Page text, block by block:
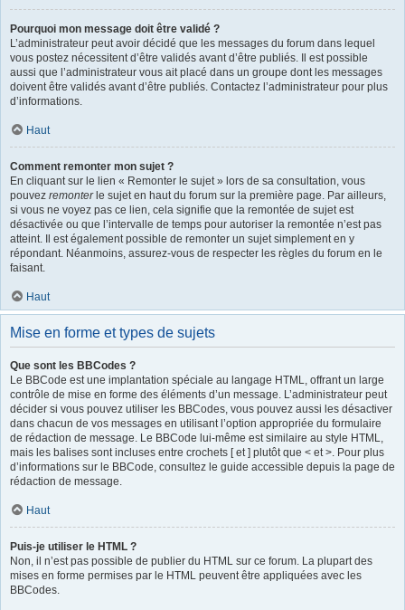
Pourquoi mon message doit être validé ?
L’administrateur peut avoir décidé que les messages du forum dans lequel
vous postez nécessitent d’être validés avant d’être publiés. Il est possible
aussi que l’administrateur vous ait placé dans un groupe dont les messages
doivent être validés avant d’être publiés. Contactez l’administrateur pour plus
d’informations.
Haut
Comment remonter mon sujet ?
En cliquant sur le lien « Remonter le sujet » lors de sa consultation, vous
pouvez remonterle sujet en haut du forum sur la première page. Par ailleurs,
si vous ne voyez pas ce lien, cela signifie que la remontée de sujet est
désactivée ou que l’intervalle de temps pour autoriser la remontée n’est pas
atteint. Il est également possible de remonter un sujet simplement en y
répondant. Néanmoins, assurez-vous de respecter les règles du forum en le
faisant.
Haut
Mise en forme et types de sujets
Que sont les BBCodes ?
Le BBCode est une implantation spéciale au langage HTML, offrant un large
contrôle de mise en forme des éléments d’un message. L’administrateur peut
décider si vous pouvez utiliser les BBCodes, vous pouvez aussi les désactiver
dans chacun de vos messages en utilisant l’option appropriée du formulaire
de rédaction de message. Le BBCode lui-même est similaire au style HTML,
mais les balises sont incluses entre crochets [ et ] plutôt que < et >. Pour plus
d’informations sur le BBCode, consultez le guide accessible depuis la page de
rédaction de message.
Haut
Puis-je utiliser le HTML ?
Non, il n’est pas possible de publier du HTML sur ce forum. La plupart des
mises en forme permises par le HTML peuvent être appliquées avec les
BBCodes.